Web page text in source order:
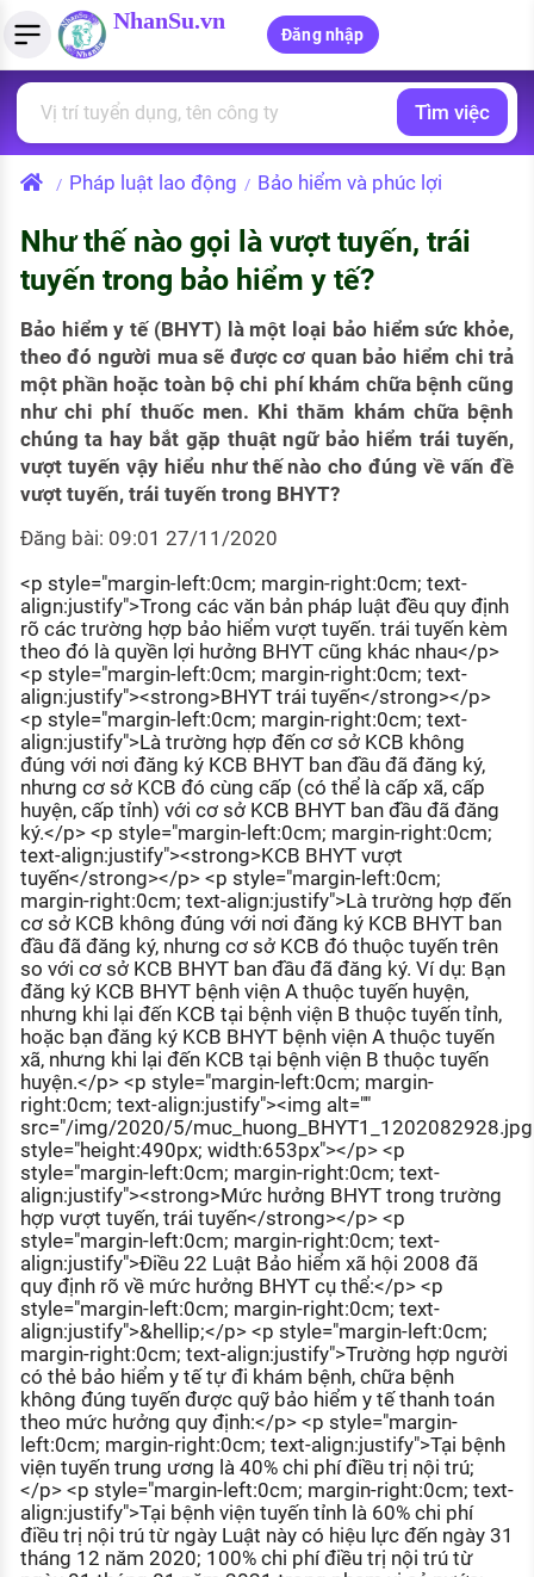
NhanSu.vn
Đăng nhập
Tìm việc làm
Việc làm ngành luật
Việc làm lương cao
Việc làm tốt nhất
CÔNG TY
Danh sách nhà tuyển dụng
Nhà tuyển dụng hàng đầu
Quản lý CV
Tải CV lên
Tạo CV trực tuyến
Mẫu CV đơn giản
Mẫu CV hiện đại
Tính lương Gross - Net
Tính thuế thu nhập cá nhân
Tính trợ cấp thất nghiệp
PHÁP LUẬT VIỆT NAM
Văn bản pháp luật
PHÁP LUẬT LAO ĐỘNG
Lao động và tiền lương
Bảo hiểm và phúc lợi
Thuế thu nhập
Hồ sơ biểu mẫu
Chính sách lao động
KHÁM PHÁ NGHỀ NGHIỆP
Tử vi nghề nghiệp
Kỹ năng nghề nghiệp
HƯỚNG NGHIỆP VIỆC LÀM
Đặc trưng từng nghề
Xu hướng việc làm
XÂY DỰNG VÀ PHÁT TRIỂN ĐỘI NGŨ
NHÂN SỰ
TUYỂN DỤNG VIỆC LÀM
Tìm việc
/ Pháp luật lao động / Bảo hiểm và phúc lợi
Như thế nào gọi là vượt tuyến, trái
tuyến trong bảo hiểm y tế?
Bảo hiểm y tế (BHYT) là một loại bảo hiểm sức khỏe,
theo đó người mua sẽ được cơ quan bảo hiểm chi trả
một phần hoặc toàn bộ chi phí khám chữa bệnh cũng
như chi phí thuốc men. Khi thăm khám chữa bệnh
chúng ta hay bắt gặp thuật ngữ bảo hiểm trái tuyến,
vượt tuyến vậy hiểu như thế nào cho đúng về vấn đề
vượt tuyến, trái tuyến trong BHYT?
Đăng bài: 09:01 27/11/2020
<p style="margin-left:0cm; margin-right:0cm; text-
align:justify">Trong các văn bản pháp luật đều quy định
rõ các trường hợp bảo hiểm vượt tuyến. trái tuyến kèm
theo đó là quyền lợi hưởng BHYT cũng khác nhau</p>
<p style="margin-left:0cm; margin-right:0cm; text-
align:justify"><strong>BHYT trái tuyến</strong></p>
<p style="margin-left:0cm; margin-right:0cm; text-
align:justify">Là trường hợp đến cơ sở KCB không
đúng với nơi đăng ký KCB BHYT ban đầu đã đăng ký,
nhưng cơ sở KCB đó cùng cấp (có thể là cấp xã, cấp
huyện, cấp tỉnh) với cơ sở KCB BHYT ban đầu đã đăng
ký.</p> <p style="margin-left:0cm; margin-right:0cm;
text-align:justify"><strong>KCB BHYT vượt
tuyến</strong></p> <p style="margin-left:0cm;
margin-right:0cm; text-align:justify">Là trường hợp đến
cơ sở KCB không đúng với nơi đăng ký KCB BHYT ban
đầu đã đăng ký, nhưng cơ sở KCB đó thuộc tuyến trên
so với cơ sở KCB BHYT ban đầu đã đăng ký. Ví dụ: Bạn
đăng ký KCB BHYT bệnh viện A thuộc tuyến huyện,
nhưng khi lại đến KCB tại bệnh viện B thuộc tuyến tỉnh,
hoặc bạn đăng ký KCB BHYT bệnh viện A thuộc tuyến
xã, nhưng khi lại đến KCB tại bệnh viện B thuộc tuyến
huyện.</p> <p style="margin-left:0cm; margin-
right:0cm; text-align:justify"><img alt=""
src="/img/2020/5/
style="height:490px; width:653px"></p> <p
style="margin-left:0cm; margin-right:0cm; text-
align:justify"><strong>Mức hưởng BHYT trong trường
hợp vượt tuyến, trái tuyến</strong></p> <p
style="margin-left:0cm; margin-right:0cm; text-
align:justify">Điều 22 Luật Bảo hiểm xã hội 2008 đã
quy định rõ về mức hưởng BHYT cụ thể:</p> <p
style="margin-left:0cm; margin-right:0cm; text-
align:justify">&hellip;</p> <p style="margin-left:0cm;
margin-right:0cm; text-align:justify">Trường hợp người
có thẻ bảo hiểm y tế tự đi khám bệnh, chữa bệnh
không đúng tuyến được quỹ bảo hiểm y tế thanh toán
theo mức hưởng quy định:</p> <p style="margin-
left:0cm; margin-right:0cm; text-align:justify">Tại bệnh
viện tuyến trung ương là 40% chi phí điều trị nội trú;
</p> <p style="margin-left:0cm; margin-right:0cm; text-
align:justify">Tại bệnh viện tuyến tỉnh là 60% chi phí
điều trị nội trú từ ngày Luật này có hiệu lực đến ngày 31
tháng 12 năm 2020; 100% chi phí điều trị nội trú từ